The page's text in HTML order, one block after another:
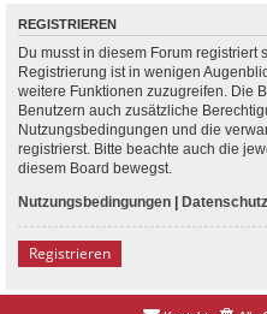
REGISTRIEREN
Du musst in diesem Forum registriert
Registrierung ist in wenigen
weitere Funktionen zuzugreifen. Die
Benutzern auch zusätzliche
Nutzungsbedingungen und die
registrierst. Bitte beachte auch die
diesem Board bewegst.
Nutzungsbedingungen |
Registrieren